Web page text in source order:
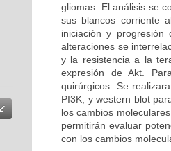
gliomas. El análisis se
sus blancos corriente
iniciación y
alteraciones se
y la resistencia a la
expresión de Akt.
quirúrgicos. Se
PI3K, y western blot
los cambios
permitirán evaluar
con los cambios